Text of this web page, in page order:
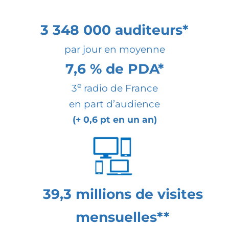
3 348 000 auditeurs*
par jour en moyenne
7,6 % de PDA*
3eradio de France
en part d’audience
(+ 0,6 pt en un an)
39,3 millions de visites
mensuelles**